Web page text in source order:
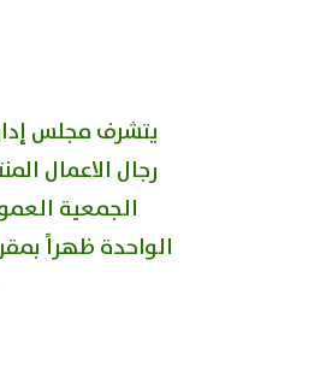
يتشرف مجلس
رجال الاعمال
الواحدة ظهراً